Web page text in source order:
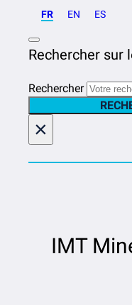
FR EN ES
Rechercher sur
Rechercher
×
IMT